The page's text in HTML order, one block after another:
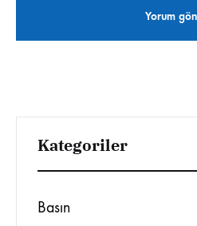
Kategoriler
Basın